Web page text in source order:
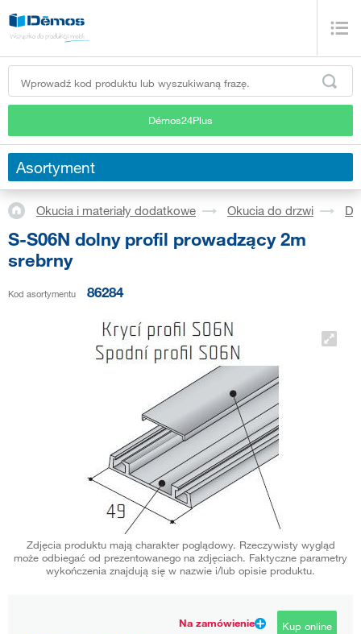
Démos24Plus
Asortyment
Okucia i materiały dodatkowe Okucia do drzwi
S-S06N dolny profil prowadzący 2m
srebrny
Kod asortymentu 86284
Zdjęcia produktu mają charakter poglądowy. Rzeczywisty wygląd
może odbiegać od prezentowanego na zdjęciach. Faktyczne parametry
wykończenia znajdują się w nazwie i/lub opisie produktu.
Na zamówienie
Kup online